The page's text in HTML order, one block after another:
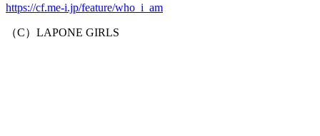
https://cf.me-i.jp/feature/who_i_am
（C）LAPONE GIRLS